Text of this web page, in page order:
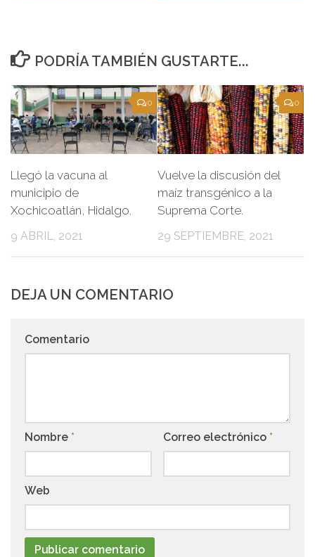
PODRÍA TAMBIÉN GUSTARTE...
0
Llegó la vacuna al
municipio de
Xochicoatlán, Hidalgo.
9 ABRIL, 2021
0
Vuelve la discusión del
maíz transgénico a la
Suprema Corte.
29 SEPTIEMBRE, 2021
DEJA UN COMENTARIO
Comentario
Nombre * Correo electrónico *
Web